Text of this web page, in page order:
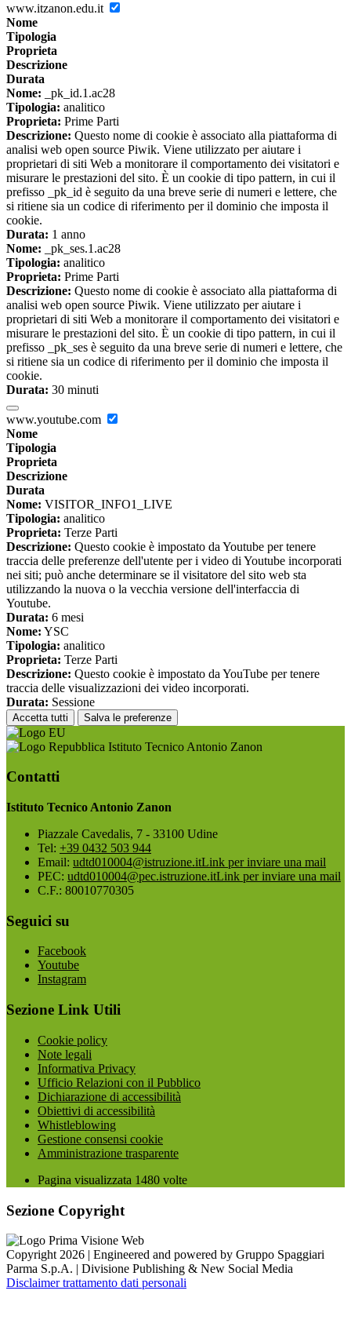
www.itzanon.edu.it
Nome
Tipologia
Proprieta
Descrizione
Durata
Nome: _pk_id.1.ac28
Tipologia: analitico
Proprieta: Prime Parti
Descrizione: Questo nome di cookie è associato alla piattaforma di
analisi web open source Piwik. Viene utilizzato per aiutare i
proprietari di siti Web a monitorare il comportamento dei visitatori e
misurare le prestazioni del sito. È un cookie di tipo pattern, in cui il
prefisso _pk_id è seguito da una breve serie di numeri e lettere, che
si ritiene sia un codice di riferimento per il dominio che imposta il
cookie.
Durata: 1 anno
Nome: _pk_ses.1.ac28
Tipologia: analitico
Proprieta: Prime Parti
Descrizione: Questo nome di cookie è associato alla piattaforma di
analisi web open source Piwik. Viene utilizzato per aiutare i
proprietari di siti Web a monitorare il comportamento dei visitatori e
misurare le prestazioni del sito. È un cookie di tipo pattern, in cui il
prefisso _pk_ses è seguito da una breve serie di numeri e lettere, che
si ritiene sia un codice di riferimento per il dominio che imposta il
cookie.
Durata: 30 minuti
www.youtube.com
Nome
Tipologia
Proprieta
Descrizione
Durata
Nome: VISITOR_INFO1_LIVE
Tipologia: analitico
Proprieta: Terze Parti
Descrizione: Questo cookie è impostato da Youtube per tenere
traccia delle preferenze dell'utente per i video di Youtube incorporati
nei siti; può anche determinare se il visitatore del sito web sta
utilizzando la nuova o la vecchia versione dell'interfaccia di
Youtube.
Durata: 6 mesi
Nome: YSC
Tipologia: analitico
Proprieta: Terze Parti
Descrizione: Questo cookie è impostato da YouTube per tenere
traccia delle visualizzazioni dei video incorporati.
Durata: Sessione
Accetta tutti Salva le preferenze
Istituto Tecnico Antonio Zanon
Contatti
Istituto Tecnico Antonio Zanon
Piazzale Cavedalis, 7 - 33100 Udine
Tel: +39 0432 503 944
Email: udtd010004@istruzione.itLink per inviare una mail
PEC: udtd010004@pec.istruzione.itLink per inviare una mail
C.F.: 80010770305
Seguici su
Facebook
Youtube
Instagram
Sezione Link Utili
Cookie policy
Note legali
Informativa Privacy
Ufficio Relazioni con il Pubblico
Dichiarazione di accessibilità
Obiettivi di accessibilità
Whistleblowing
Gestione consensi cookie
Amministrazione trasparente
Pagina visualizzata 1480 volte
Sezione Copyright
Copyright 2026 | Engineered and powered by Gruppo Spaggiari
Parma S.p.A. | Divisione Publishing & New Social Media
Disclaimer trattamento dati personali